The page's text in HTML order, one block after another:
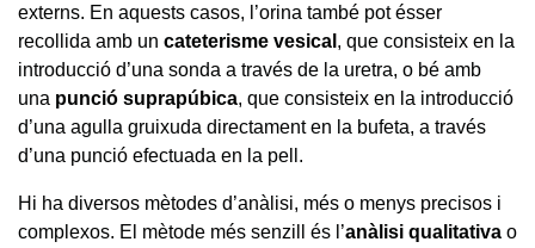
externs. En aquests casos, l’orina també pot ésser
recollida amb un cateterisme vesical , que consisteix en la
introducció d’una sonda a través de la uretra, o bé amb
una punció suprapúbica, que consisteix en la introducció
d’una agulla gruixuda directament en la bufeta, a través
d’una punció efectuada en la pell.
Hi ha diversos mètodes d’anàlisi, més o menys precisos i
complexos. El mètode més senzill és l’anàlisi qualitativa o